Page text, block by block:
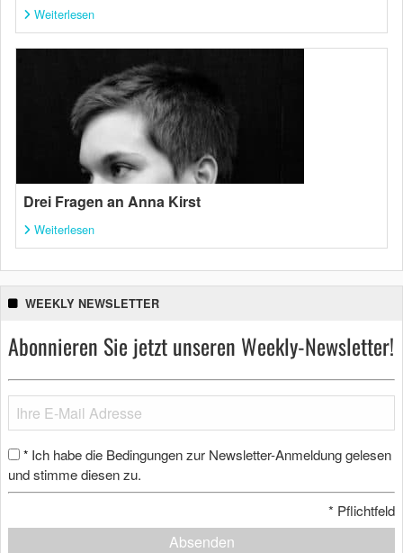
Weiterlesen
Drei Fragen an Anna Kirst
Weiterlesen
WEEKLY NEWSLETTER
Abonnieren Sie jetzt unseren Weekly-Newsletter!
* Ich habe die Bedingungen zur Newsletter-Anmeldung gelesen
und stimme diesen zu.
* Pflichtfeld
Absenden